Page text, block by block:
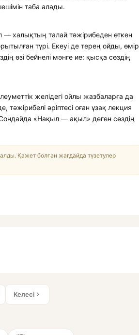
таба алады.
— халықтың талай тәжірибеден өткен
түрі. Екеуі де терең ойды, өмір
өзі бейнелі мәнге ие: қысқа сөздің
желідегі ойлы жазбаларға да
әріптесі оған ұзақ лекция
«Нақыл — ақыл» деген сөздің
Қажет болған жағдайда түзетулер
Келесі